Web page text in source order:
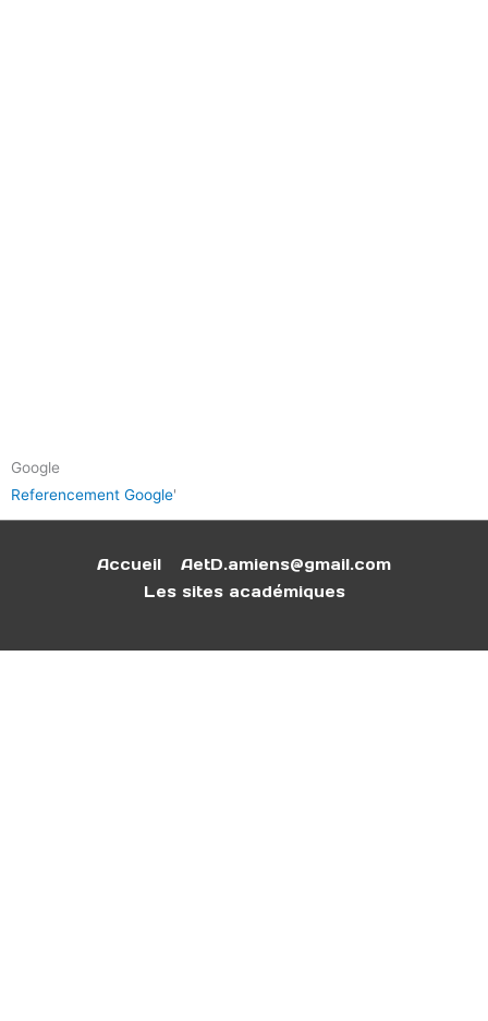
Google
Referencement Google'
Accueil
AetD.amiens@gmail.com
Les sites académiques